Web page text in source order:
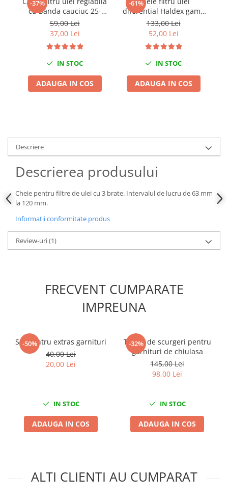
Chei de Forta
Chei Dinamometrice
Ciocane Dalti si Dornuri
Reparat Filete
Scule Electrice
Aeroterme si Incalzitoare
Masini de insurubat si gaurit
Pistoale aer cald
Pistoale electrice de impact
Slefuitoare electrice
Scule fixare distributie
Citroen
Dacia
Lancia
Land Rover
-37%
cu banda cauciuc 25-
170mm
59,00 Lei
37,00 Lei
IN STOC
ADAUGA IN COS
-61%
diferential Haldex gama
VAG 46mm
133,00 Lei
52,00 Lei
IN STOC
ADAUGA IN COS
Descriere
Descrierea produsului
Cheie pentru filtre de ulei cu 3 brate. Intervalul de lucru de 63 mm
la 120 mm.
Informatii conformitate produs
Review-uri(1)
FRECVENT CUMPARATE
IMPREUNA
-50%
Set pentru extras garnituri
40,00 Lei
20,00 Lei
IN STOC
ADAUGA IN COS
-32%
Tester de scurgeri pentru
garnituri de chiulasa
145,00 Lei
98,00 Lei
IN STOC
ADAUGA IN COS
ALTI CLIENTI AU CUMPARAT